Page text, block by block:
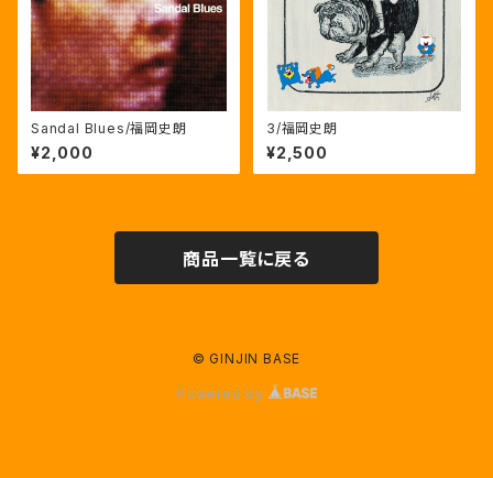
Sandal Blues/福岡史朗
¥2,000
3/福岡史朗
¥2,500
商品一覧に戻る
© GINJIN BASE
Powered by